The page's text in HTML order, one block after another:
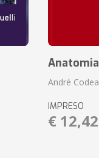
André
IMPRESO
€ 12,42